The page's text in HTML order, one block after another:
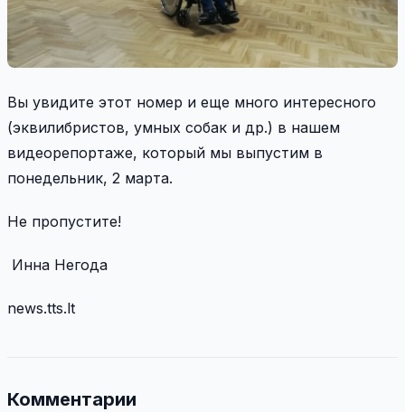
Вы увидите этот номер и еще много интересного
(эквилибристов, умных собак и др.) в нашем
видеорепортаже, который мы выпустим в
понедельник, 2 марта.
Не пропустите!
Инна Негода
news.tts.lt
Комментарии